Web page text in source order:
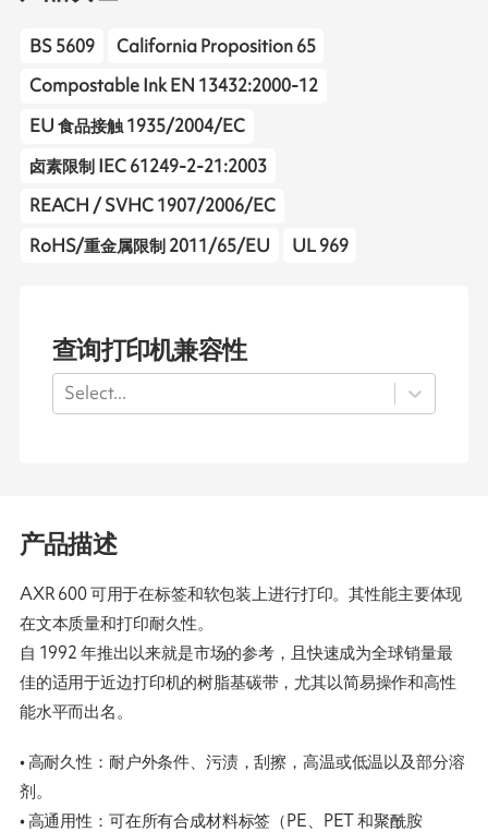
BS 5609
California Proposition 65
Compostable Ink EN 13432:2000-12
EU 食品接触 1935/2004/EC
卤素限制 IEC 61249-2-21:2003
REACH / SVHC 1907/2006/EC
RoHS/重金属限制 2011/65/EU
UL 969
查询打印机兼容性
Select...
产品描述
AXR 600 可用于在标签和软包装上进行打印。其性能主要体现
在文本质量和打印耐久性。
自 1992 年推出以来就是市场的参考，且快速成为全球销量最
佳的适用于近边打印机的树脂基碳带，尤其以简易操作和高性
能水平而出名。
• 高耐久性：耐户外条件、污渍，刮擦，高温或低温以及部分溶
剂。
• 高通用性：可在所有合成材料标签（PE、PET 和聚酰胺